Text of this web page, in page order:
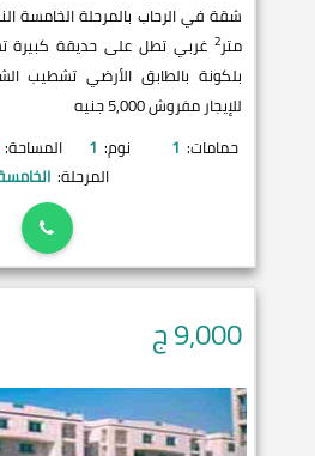
شقة في الرحاب بالمرحلة الخامسة
متر2
بلكونة بالطابق الأرضي تشطيب
للإيجار مفروش 5,000 جنيه
حمامات: 1 نوم: 1 المساحة:
المرحلة:
9,000ج